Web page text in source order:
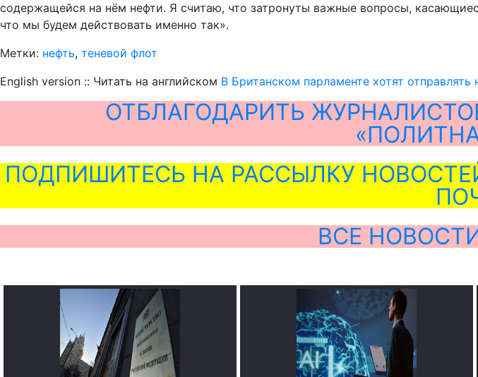
содержащейся на нём нефти. Я считаю, что затронуты важные вопросы,
что мы будем действовать именно так».
Метки: нефть, теневой флот
English version :: Читать на английском В Британском парламенте хотят
ОТБЛАГОДАРИТЬ
ПОДПИШИТЕСЬ НА РАССЫЛКУ
ВСЕ